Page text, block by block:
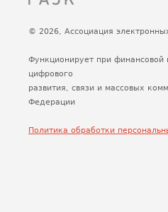
© 2026, Ассоциация
Функционирует при финансовой
цифрового
развития, связи и массовых
Федерации
Политика обработки